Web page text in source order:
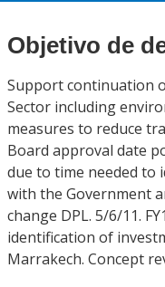
Objetivo de
Support continuation
Sector including
measures to reduce
Board approval date
due to time needed to
with the Government
change DPL. 5/6/11.
identification of
Marrakech. Concept